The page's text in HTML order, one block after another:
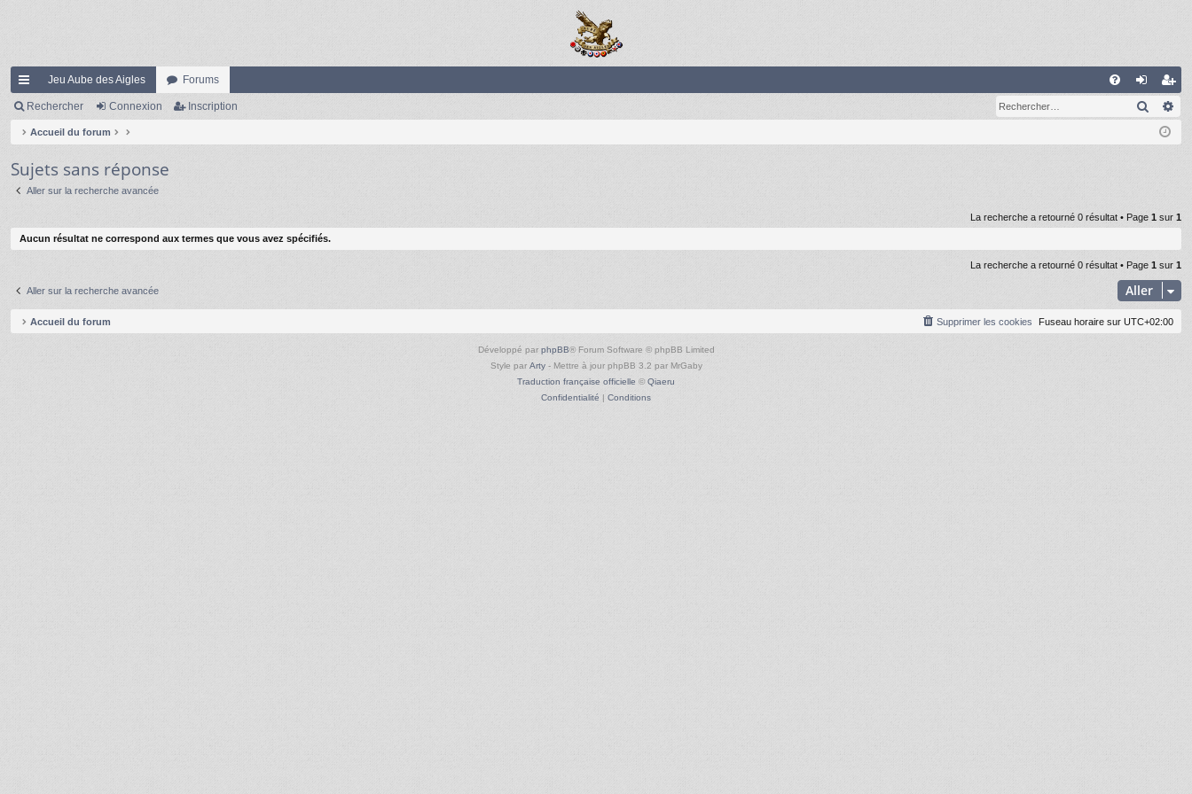
ac
co
ci
Jeu Aube des Aigles Forums
on ns
cri
Rechercher Connexion Inscription
Accueil du forum
Sujets sans réponse
Aller sur la recherche avancée
La recherche a retourné 0 résultat • Page 1 sur 1
Aucun résultat ne correspond aux termes que vous avez spécifiés.
La recherche a retourné 0 résultat • Page 1 sur 1
Aller sur la recherche avancée Aller
Accueil du forum Fuseau horaire sur UTC+02:00
Supprimer les cookies
Développé par phpBB® Forum Software © phpBB Limited
Style par Arty- Mettre à jour phpBB 3.2 par MrGaby
Traduction française officielle © Qiaeru
Confidentialité
Conditions